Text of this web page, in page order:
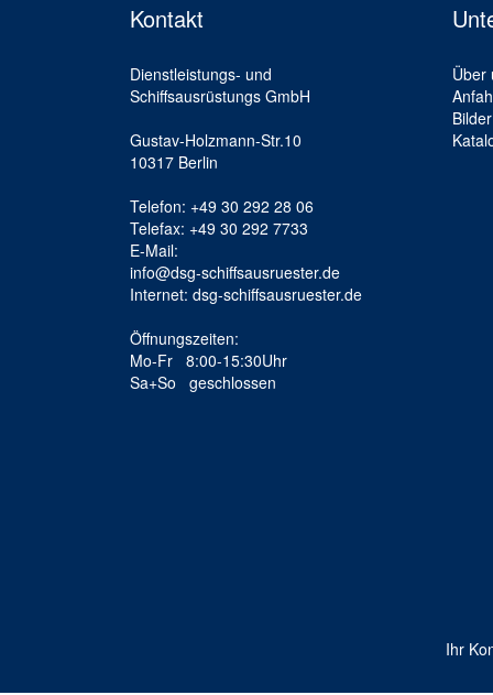
Kontakt
Dienstleistungs- und
Schiffsausrüstungs GmbH
Gustav-Holzmann-Str.10
10317 Berlin
Telefon: +49 30 292 28 06
Telefax: +49 30 292 7733
E-Mail:
info@dsg-schiffsausruester.de
Internet: dsg-schiffsausruester.de
Öffnungszeiten:
Mo-Fr 8:00-15:30Uhr
Sa+So geschlossen
Über
Bilder
Ihr